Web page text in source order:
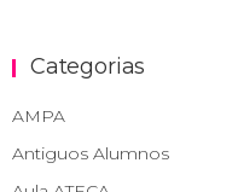
Categorias
AMPA
Antiguos Alumnos